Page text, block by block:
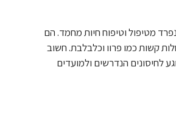
מטיפול וטיפוח חיות מחמד. הם
קשות כמו פרוו וכלבלבת. חשוב
לחיסונים הנדרשים ולמועדים